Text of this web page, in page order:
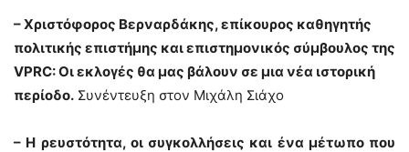
– Χριστόφορος Βερναρδάκης, επίκουρος καθηγητής
πολιτικής επιστήμης και επιστημονικός σύμβουλος της
VPRC: Οι εκλογές θα μας βάλουν σε μια νέα ιστορική
περίοδο. Συνέντευξη στον Μιχάλη Σιάχο
– Η ρευστότητα, οι συγκολλήσεις και ένα μέτωπο που